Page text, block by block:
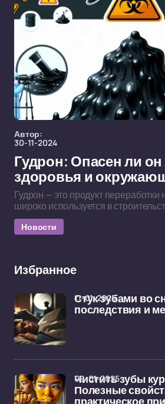
Автор:
30-11-2024
Гудрон: Опасен ли он
здоровья и
Гудрон — это продукт
широко используется в
Новости
Избранное
Стук зубами во
последствия и
11-01-2025
Чистить зубы
Полезные
практическое
09-01-2025